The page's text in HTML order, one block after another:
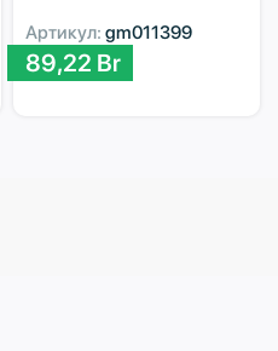
Артикул: gm011399
89,22 Br